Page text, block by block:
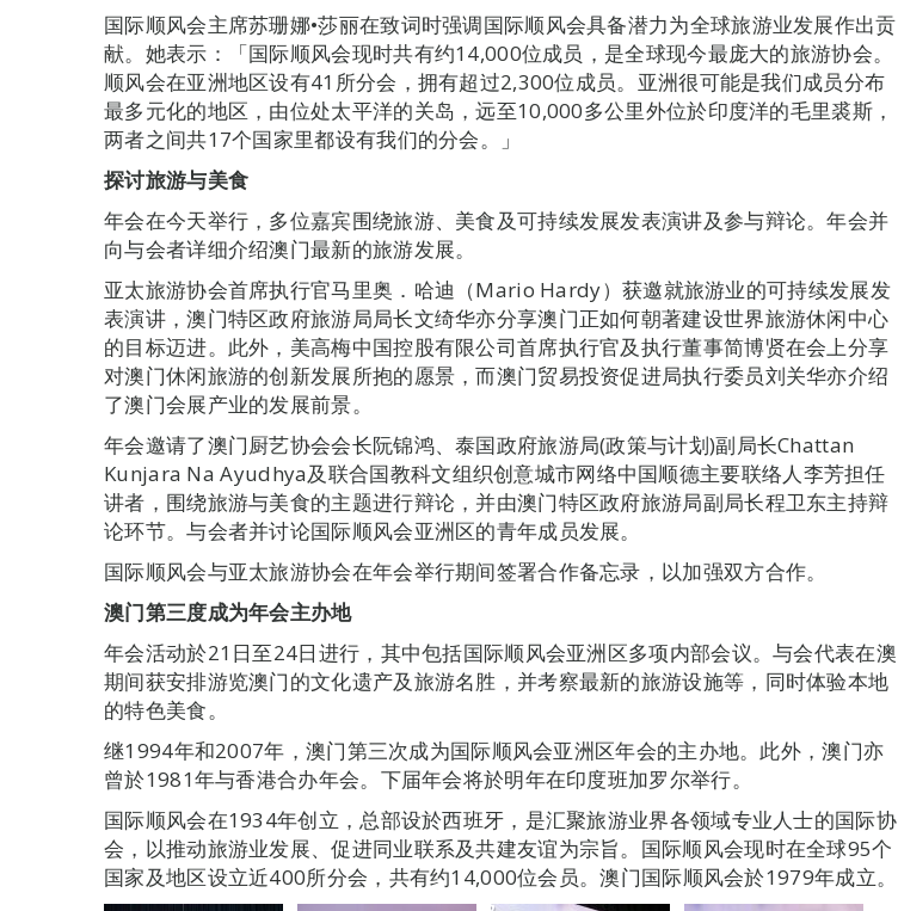
国际顺风会主席苏珊娜•莎丽在致词时强调国际顺风会具备潜力为全球旅游业发展作出贡
献。她表示：「国际顺风会现时共有约14,000位成员，是全球现今最庞大的旅游协会。
顺风会在亚洲地区设有41所分会，拥有超过2,300位成员。亚洲很可能是我们成员分布
最多元化的地区，由位处太平洋的关岛，远至10,000多公里外位於印度洋的毛里裘斯，
两者之间共17个国家里都设有我们的分会。」
探讨旅游与美食
年会在今天举行，多位嘉宾围绕旅游、美食及可持续发展发表演讲及参与辩论。年会并
向与会者详细介绍澳门最新的旅游发展。
亚太旅游协会首席执行官马里奥．哈迪（Mario Hardy）获邀就旅游业的可持续发展发
表演讲，澳门特区政府旅游局局长文绮华亦分享澳门正如何朝著建设世界旅游休闲中心
的目标迈进。此外，美高梅中国控股有限公司首席执行官及执行董事简博贤在会上分享
对澳门休闲旅游的创新发展所抱的愿景，而澳门贸易投资促进局执行委员刘关华亦介绍
了澳门会展产业的发展前景。
年会邀请了澳门厨艺协会会长阮锦鸿、泰国政府旅游局(政策与计划)副局长Chattan
Kunjara Na Ayudhya及联合国教科文组织创意城市网络中国顺德主要联络人李芳担任
讲者，围绕旅游与美食的主题进行辩论，并由澳门特区政府旅游局副局长程卫东主持辩
论环节。与会者并讨论国际顺风会亚洲区的青年成员发展。
国际顺风会与亚太旅游协会在年会举行期间签署合作备忘录，以加强双方合作。
澳门第三度成为年会主办地
年会活动於21日至24日进行，其中包括国际顺风会亚洲区多项内部会议。与会代表在澳
期间获安排游览澳门的文化遗产及旅游名胜，并考察最新的旅游设施等，同时体验本地
的特色美食。
继1994年和2007年，澳门第三次成为国际顺风会亚洲区年会的主办地。此外，澳门亦
曾於1981年与香港合办年会。下届年会将於明年在印度班加罗尔举行。
国际顺风会在1934年创立，总部设於西班牙，是汇聚旅游业界各领域专业人士的国际协
会，以推动旅游业发展、促进同业联系及共建友谊为宗旨。国际顺风会现时在全球95个
国家及地区设立近400所分会，共有约14,000位会员。澳门国际顺风会於1979年成立。